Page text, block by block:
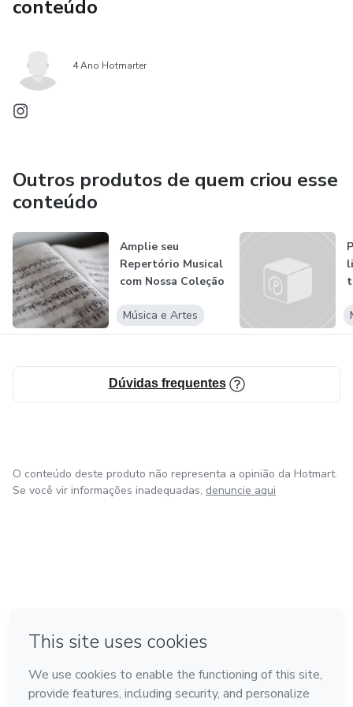
conteúdo
4 Ano Hotmarter
Outros produtos de quem criou esse
conteúdo
Amplie seu
Repertório Musical
com Nossa Coleção
Música e Artes
Dúvidas frequentes
O conteúdo deste produto não representa a opinião da Hotmart.
Se você vir informações inadequadas, denuncie aqui
Feito com ❤ em Bogotá